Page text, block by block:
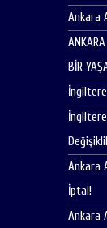
Ankara
BİR
Ankara
İptal!
Ankara